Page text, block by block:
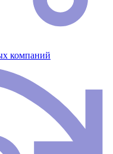
компаний